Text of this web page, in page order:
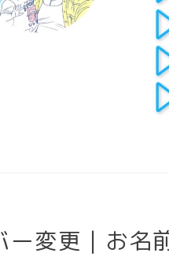
変更｜お名